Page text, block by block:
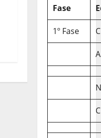
Fase
1º Fase